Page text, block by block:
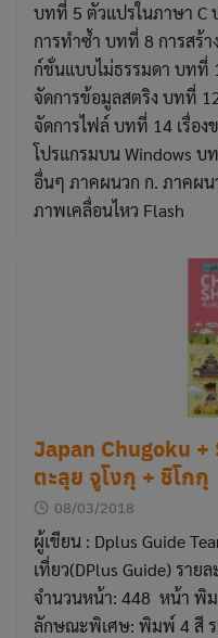
บทที่ 5 ตัวแปรในภาษา C
การทําซ้ำ บทที่ 8 การสร้
ก์ชั่นแบบไม่ธรรมดา บทที่
จัดการข้อมูลสตริง บทที่
จัดการไฟล์ บทที่ 14 เรื่อ
โปรแกรมบน Windows บ
อื่นๆ ภาคผนวก ก. ภาคผ
ภาพเคลื่อนไหว Flash
Japan Chugoku
ตะลุย จูโงกุ + ชิโกกุ
08/03/2018
ผู้เขียน : Dplus Guide
เที่ยว(DPlus Guide) รา
จำนวนหน้า: 448 หน้า พิ
ลักษณะพิเศษ: พิมพ์ 4 สี ร
This will